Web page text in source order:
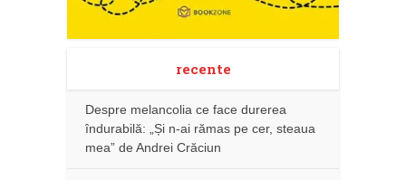
recente
Despre melancolia ce face durerea
îndurabilă: „Și n-ai rămas pe cer, steaua
mea” de Andrei Crăciun